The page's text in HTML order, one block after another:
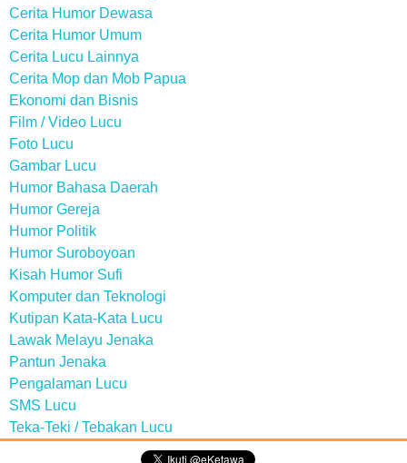
Cerita Humor Dewasa
Cerita Humor Umum
Cerita Lucu Lainnya
Cerita Mop dan Mob Papua
Ekonomi dan Bisnis
Film / Video Lucu
Foto Lucu
Gambar Lucu
Humor Bahasa Daerah
Humor Gereja
Humor Politik
Humor Suroboyoan
Kisah Humor Sufi
Komputer dan Teknologi
Kutipan Kata-Kata Lucu
Lawak Melayu Jenaka
Pantun Jenaka
Pengalaman Lucu
SMS Lucu
Teka-Teki / Tebakan Lucu